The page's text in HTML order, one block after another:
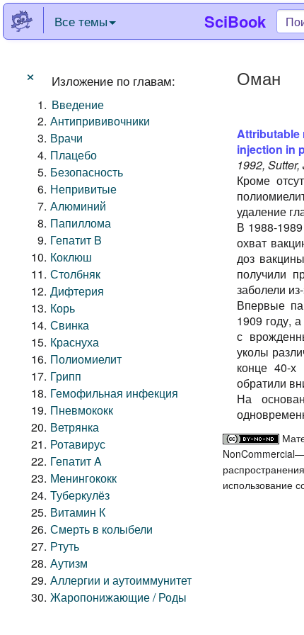
Все темы SciBook
× Изложение по главам:
Введение
Антипрививочники
Врачи
Плацебо
Безопасность
Непривитые
Алюминий
Папиллома
Гепатит B
Коклюш
Столбняк
Дифтерия
Корь
Свинка
Краснуха
Полиомиелит
Грипп
Гемофильная инфекция
Пневмококк
Ветрянка
Ротавирус
Гепатит A
Менингококк
Туберкулёз
Витамин К
Смерть в колыбели
Ртуть
Аутизм
Аллергии и аутоиммунитет
Жаропонижающие / Роды
Оман
Attributable
injection in
1992,
Кроме
удаление
В 1988-
охват
доз
получили
заболели
Впервые
1909 году,
с
уколы
конце 40-х
обратили
На
использование